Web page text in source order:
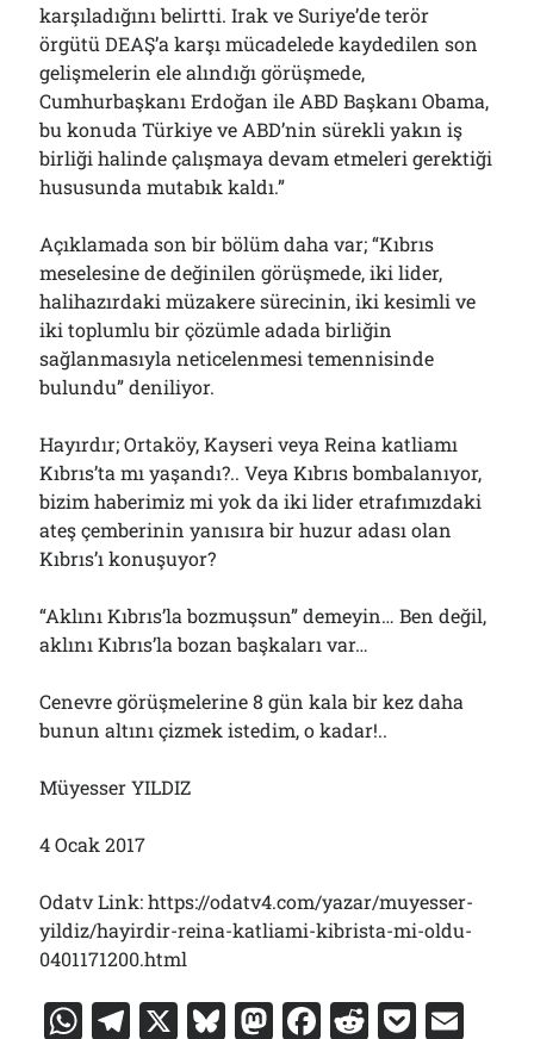
karşıladığını belirtti. Irak ve Suriye’de terör
örgütü DEAŞ’a karşı mücadelede kaydedilen son
gelişmelerin ele alındığı görüşmede,
Cumhurbaşkanı Erdoğan ile ABD Başkanı Obama,
bu konuda Türkiye ve ABD’nin sürekli yakın iş
birliği halinde çalışmaya devam etmeleri gerektiği
hususunda mutabık kaldı.”
Açıklamada son bir bölüm daha var; “Kıbrıs
meselesine de değinilen görüşmede, iki lider,
halihazırdaki müzakere sürecinin, iki kesimli ve
iki toplumlu bir çözümle adada birliğin
sağlanmasıyla neticelenmesi temennisinde
bulundu” deniliyor.
Hayırdır; Ortaköy, Kayseri veya Reina katliamı
Kıbrıs’ta mı yaşandı?.. Veya Kıbrıs bombalanıyor,
bizim haberimiz mi yok da iki lider etrafımızdaki
ateş çemberinin yanısıra bir huzur adası olan
Kıbrıs’ı konuşuyor?
“Aklını Kıbrıs’la bozmuşsun” demeyin… Ben değil,
aklını Kıbrıs’la bozan başkaları var…
Cenevre görüşmelerine 8 gün kala bir kez daha
bunun altını çizmek istedim, o kadar!..
Müyesser YILDIZ
4 Ocak 2017
Odatv Link: https://odatv4.com/yazar/muyesser-
yildiz/hayirdir-reina-katliami-kibrista-mi-oldu-
0401171200.html
W T X Bl M F R P